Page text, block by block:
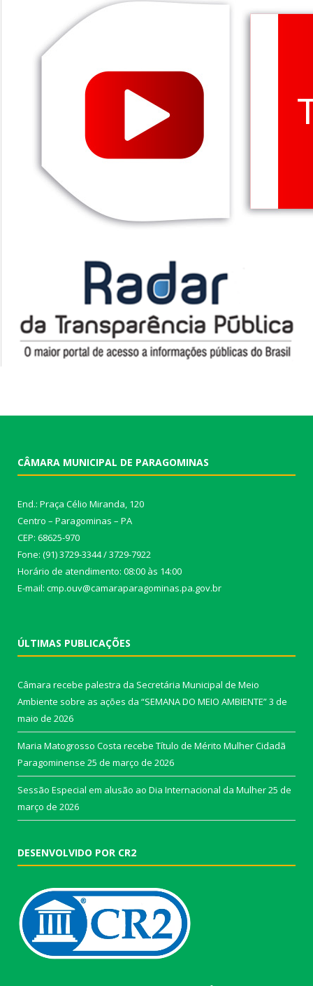
CÂMARA MUNICIPAL DE PARAGOMINAS
End.: Praça Célio Miranda, 120
Centro – Paragominas – PA
CEP: 68625-970
Fone: (91) 3729-3344 / 3729-7922
Horário de atendimento: 08:00 às 14:00
E-mail: cmp.ouv@camaraparagominas.pa.gov.br
ÚLTIMAS PUBLICAÇÕES
Câmara recebe palestra da Secretária Municipal de Meio
Ambiente sobre as ações da “SEMANA DO MEIO AMBIENTE”3 de
maio de 2026
Maria Matogrosso Costa recebe Título de Mérito Mulher Cidadã
Paragominense 25 de março de 2026
Sessão Especial em alusão ao Dia Internacional da Mulher25 de
março de 2026
DESENVOLVIDO POR CR2